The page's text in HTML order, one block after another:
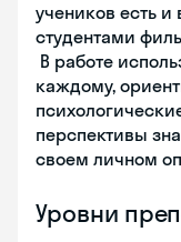
учеников есть
студентами
В работе
каждому,
перспективы
своем личном
Уровни